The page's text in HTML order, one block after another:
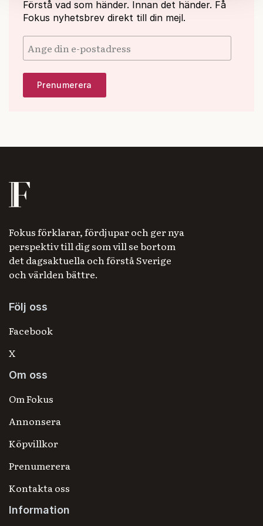
Om du vill läsa mer om hur vi hanterar personuppgifter
kan du göra dethär.
Förstå vad som händer. Innan det händer. Få
Fokus nyhetsbrev direkt till din mejl.
Fokus förklarar, fördjupar och ger nya
perspektiv till dig som vill se bortom
det dagsaktuella och förstå Sverige
och världen bättre.
Följ oss
Facebook
X
Om oss
Om Fokus
Annonsera
Köpvillkor
Prenumerera
Kontakta oss
Information